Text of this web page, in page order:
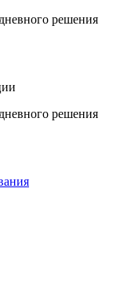
решения
решения